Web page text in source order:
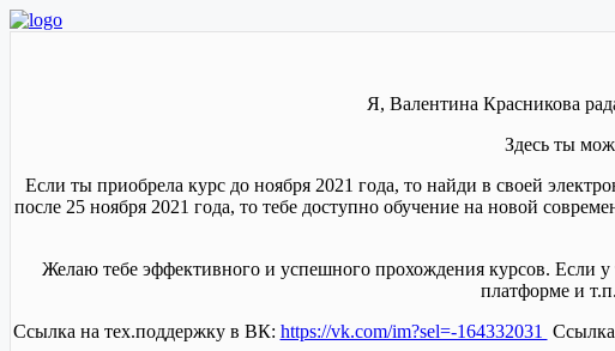
Я, Валентина Красникова
Здесь ты
Если ты приобрела курс до ноября 2021 года, то найди в своей
после 25 ноября 2021 года, то тебе доступно обучение на новой
Желаю тебе эффективного и успешного прохождения курсов. Если
платформе и
Ссылка на тех.поддержку в ВК: https://vk.com/im?sel=-164332031